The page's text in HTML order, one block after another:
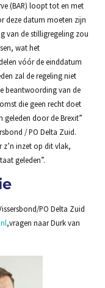
(BAR) loopt tot en met
deze datum moeten zijn
van de stilligregeling zou
wat het
vóór de einddatum
zal de regeling niet
beantwoording van de
die geen recht doet
geleden door de Brexit”
/ PO Delta Zuid.
z’n inzet op dit vlak,
geleden”.
PO Delta Zuid
,vragen naar Durk van